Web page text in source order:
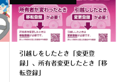
引越しをしたとき「変更登
録」、所有者変更したとき「移
転登録」